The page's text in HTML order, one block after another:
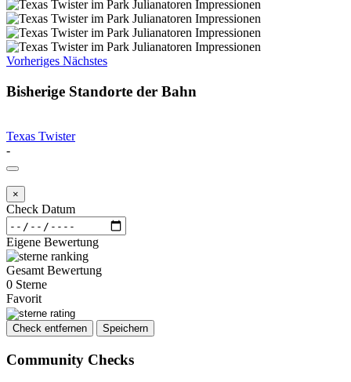
Vorheriges Nächstes
Bisherige Standorte der Bahn
Texas Twister
-
×
Check Datum
Eigene Bewertung
Gesamt Bewertung
0 Sterne
Favorit
Check entfernen Speichern
Community Checks